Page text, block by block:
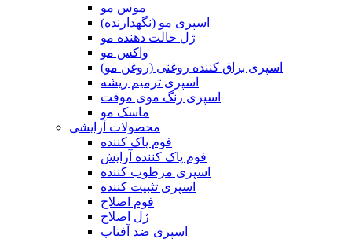
موس مو
اسپری مو (نگهدارنده)
ژل حالت دهنده مو
واکس مو
اسپری براق کننده روغنی (روغن مو)
اسپری ترمیم ریشه
اسپری رنگ موی موقت
ماسک مو
محصولات آرایشی
فوم پاک کننده
فوم پاک کننده آرایش
اسپری مرطوب کننده
اسپری تثبیت کننده
فوم اصلاح
ژل اصلاح
اسپری ضد آفتاب